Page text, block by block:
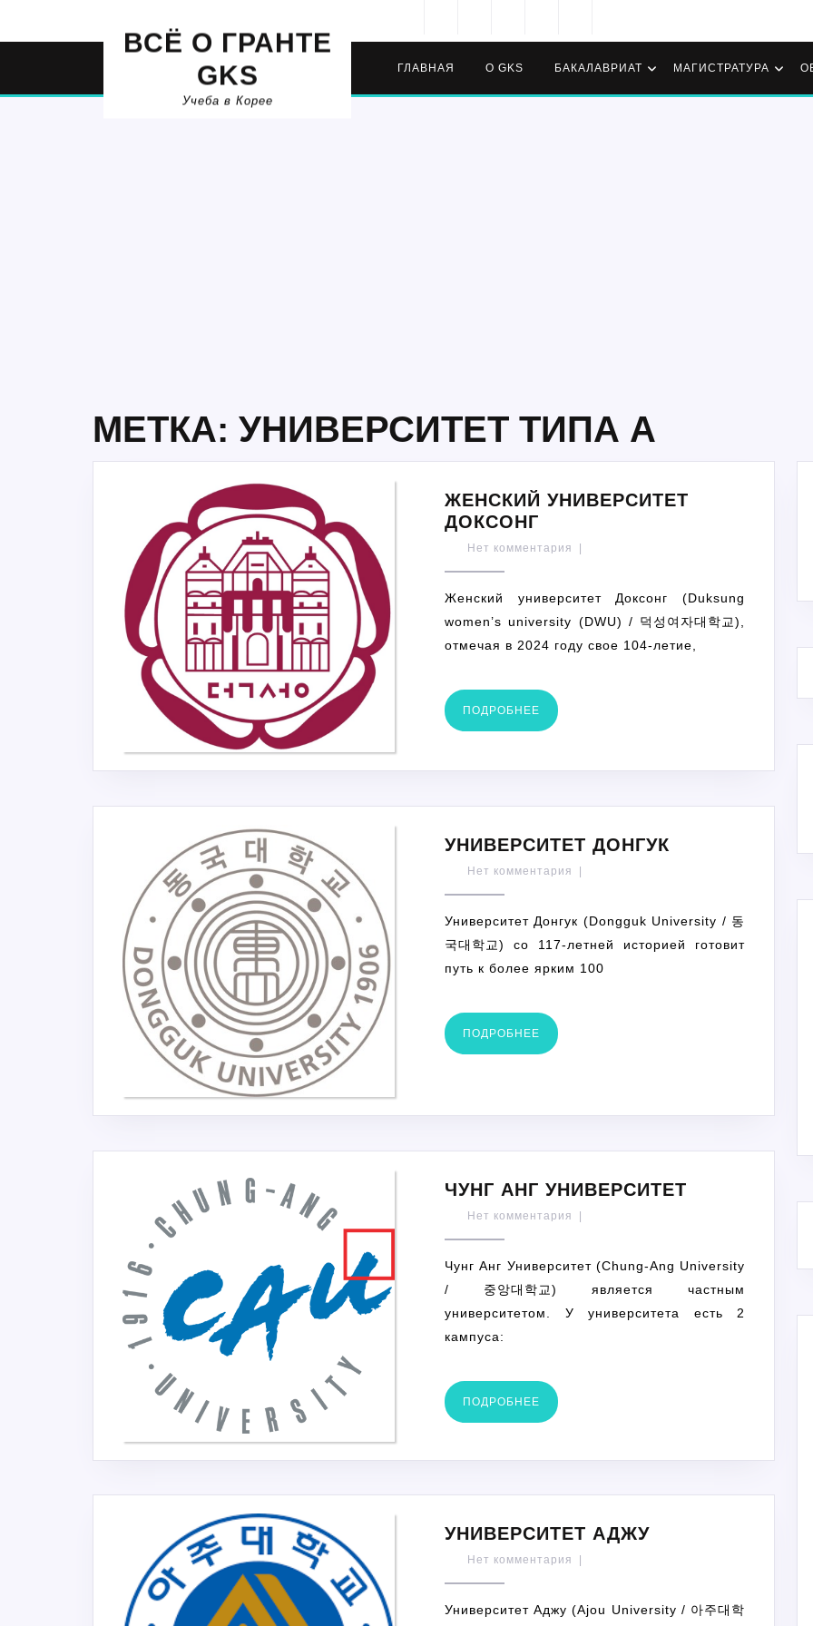
содержимому
ВСЁ О ГРАНТЕ
GKS
Учеба в Корее
ГЛАВНАЯ О GKS БАКАЛАВРИАТ МАГИСТРАТУРА
МЕТКА: УНИВЕРСИТЕТ ТИПА A
ЖЕНСКИЙ УНИВЕРСИТЕТ
ДОКСОНГ
УНИВЕРСИТЕТ
Нет комментария
Женский университет Доксонг (Duksung
women’s university (DWU) / 덕성여자대학교),
отмечая в 2024 году свое 104-летие,
ПОДРОБНЕЕ ПОДРОБНЕЕ
УНИВЕРСИТЕТ ДОНГУК
Нет комментария
Университет Донгук (Dongguk University / 동
국대학교) со 117-летней историей готовит
путь к более ярким 100
ПОДРОБНЕЕ ПОДРОБНЕЕ
ЧУНГ АНГ УНИВЕРСИТЕТ
Нет комментария |
Чунг Анг Университет (Chung-Ang University
/ 중앙대학교) является частным
университетом. У университета есть 2
кампуса:
ПОДРОБНЕЕ ПОДРОБНЕЕ
УНИВЕРСИТЕТ АДЖУУНИВЕРСИТЕТ
Нет комментария
Университет Аджу (Ajou University / 아주대학